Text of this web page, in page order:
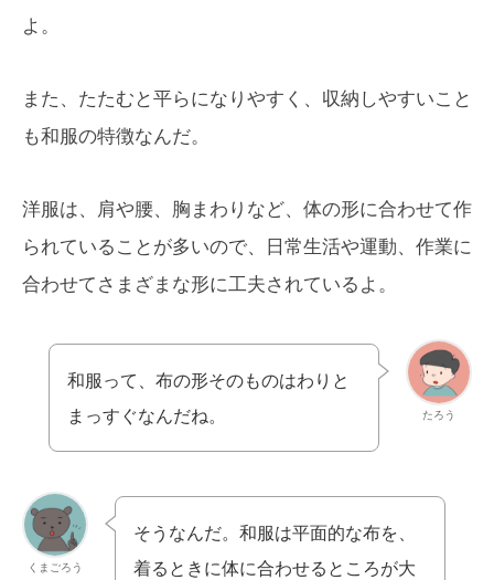
よ。
また、たたむと平らになりやすく、収納しやすいこと
も和服の特徴なんだ。
洋服は、肩や腰、胸まわりなど、体の形に合わせて作
られていることが多いので、日常生活や運動、作業に
合わせてさまざまな形に工夫されているよ。
たろう
和服って、布の形そのものはわりと
まっすぐなんだね。
くまごろう
そうなんだ。和服は平面的な布を、
着るときに体に合わせるところが大